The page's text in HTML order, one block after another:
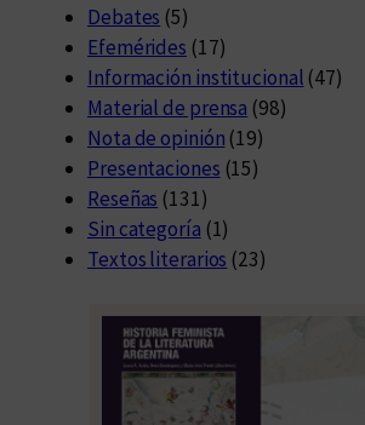
Debates (5)
Efemérides (17)
Información institucional (47)
Material de prensa (98)
Nota de opinión (19)
Presentaciones (15)
Reseñas (131)
Sin categoría (1)
Textos literarios (23)